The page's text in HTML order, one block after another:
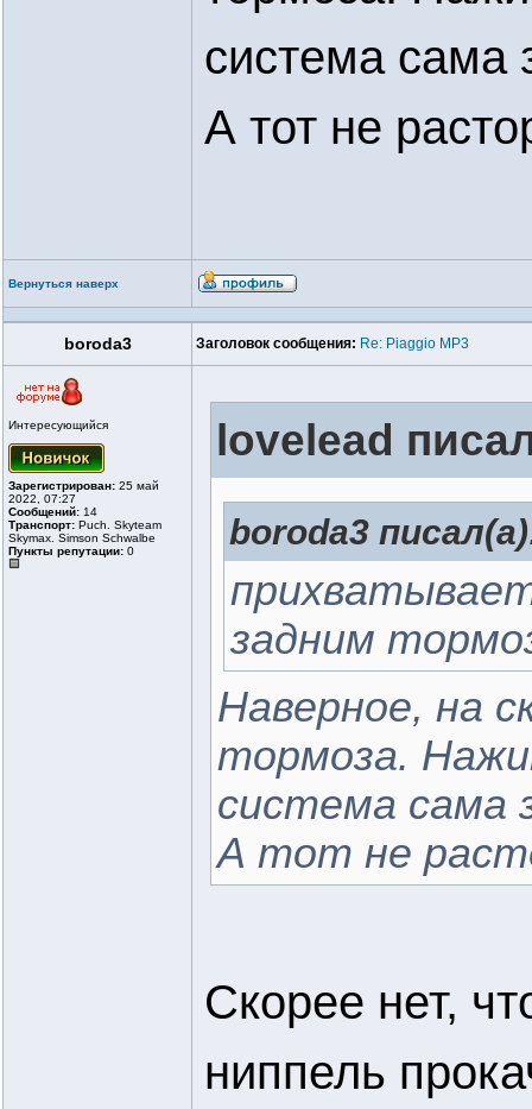
система сама
А тот не
Вернуться наверх
boroda3 Заголовок сообщения: Re: Piaggio MP3
Интересующийся
Зарегистрирован: 25 май
2022, 07:27
Сообщений: 14
Транспорт: Puch. Skyteam
Skymax. Simson Schwalbe
Пункты репутации: 0
lovelead
boroda3
задним
Наверное, на
тормоза.
система сама
А тот не
Скорее нет,
ниппель